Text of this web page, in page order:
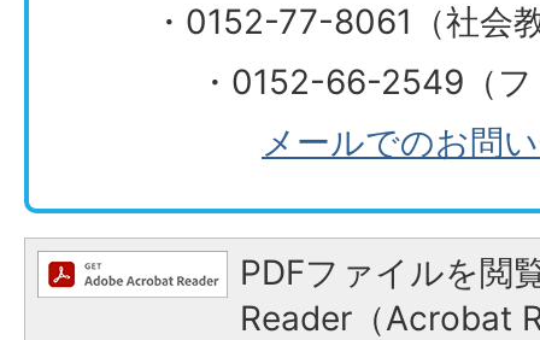
・0152-77-8061（社会
・0152-66-2549（
メールでのお問
PDFファイルを閲
Reader（Acrobat